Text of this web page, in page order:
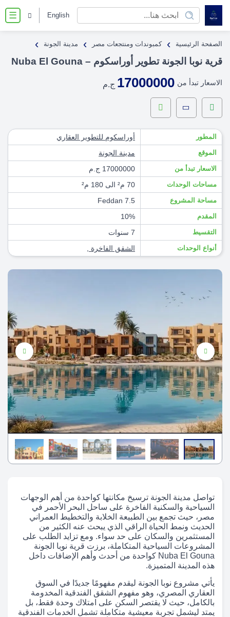
☰ English
الصفحة الرئيسية › كمبوندات ومنتجعات مصر › مدينة الجونة ›
قرية نوبا الجونة تطوير أوراسكوم – Nuba El Gouna
الاسعار تبدأ من 17000000 ج.م
المطور أوراسكوم للتطوير العقاري
الموقع مدينة الجونة
الاسعار تبدأ من 17000000 ج.م
مساحات الوحدات 70 م² الى 180 م²
مساحة المشروع 7.5 Feddan
المقدم 10%
التقسيط 7 سنوات
أنواع الوحدات الشقق الفاخرة
تواصل مدينة الجونة ترسيخ مكانتها كواحدة من أهم الوجهات
السياحية والسكنية الفاخرة على ساحل البحر الأحمر في
مصر، حيث تجمع بين الطبيعة الخلابة والتخطيط العمراني
الحديث ونمط الحياة الراقي الذي يبحث عنه الكثير من
المستثمرين والسكان على حد سواء. ومع تزايد الطلب على
المشروعات السياحية المتكاملة، برزت قرية نوبا الجونة
Nuba El Gouna كواحدة من أحدث وأهم الإضافات داخل
هذه المدينة المتميزة.
يأتي مشروع نوبا الجونة ليقدم مفهومًا جديدًا في السوق
العقاري المصري، وهو مفهوم الشقق الفندقية المخدومة
بالكامل، حيث لا يقتصر السكن على امتلاك وحدة فقط، بل
يمتد ليشمل تجربة معيشية متكاملة تشمل الخدمات الفندقية